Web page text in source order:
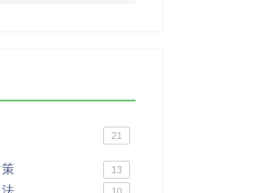
21
13